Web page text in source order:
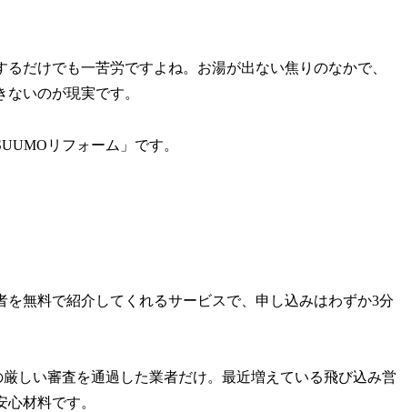
だけでも一苦労ですよね。お湯が出ない焦りのなかで、
いのが現実です。
リフォーム」です。
無料で紹介してくれるサービスで、申し込みはわずか3分
しい審査を通過した業者だけ。最近増えている飛び込み営
材料です。